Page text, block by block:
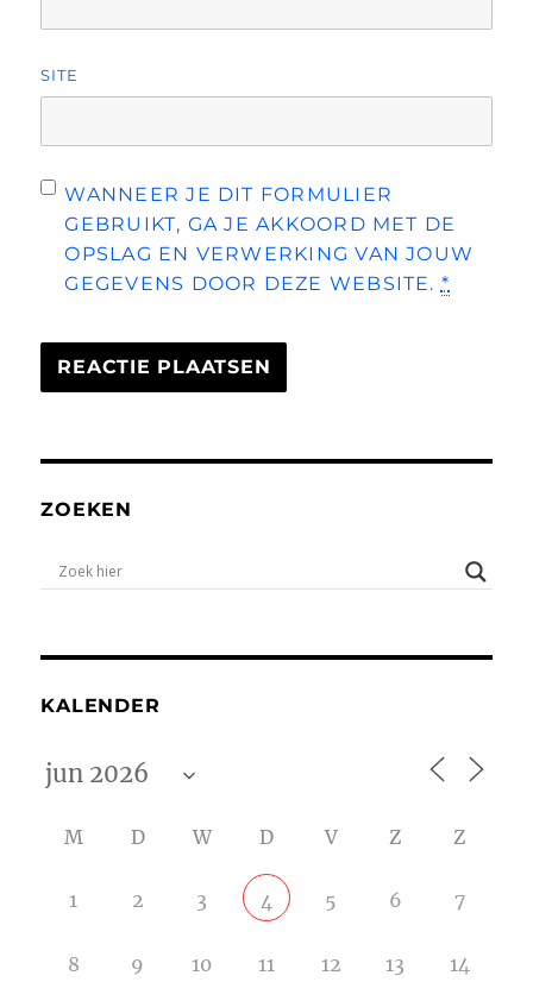
SITE
WANNEER JE DIT FORMULIER
GEBRUIKT, GA JE AKKOORD MET DE
OPSLAG EN VERWERKING VAN JOUW
GEGEVENS DOOR DEZE WEBSITE. *
ZOEKEN
KALENDER
M D W D V Z Z
1 2 3 4 5 6 7
8 9 10 11 12 13 14